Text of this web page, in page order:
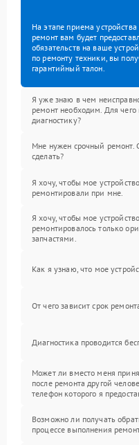
На этапе приема
ремонт вам будет
обязательств на ваше
по ремонту техники, вы
гарантийный талон.
Я уже знаю в чем
ремонт необходим. Для чего
диагностику?
Мне нужен срочный ремонт.
сделать?
Я хочу, чтобы мое устройство
ремонтировали при мне.
Я хочу, чтобы мое устройство
ремонтировалось только
запчастями.
Как я узнаю, что мое
От чего зависит срок
Диагностика проводится
Может ли вместо меня
после ремонта другой
телефон которого я
Возможно ли получать
процессе выполнения